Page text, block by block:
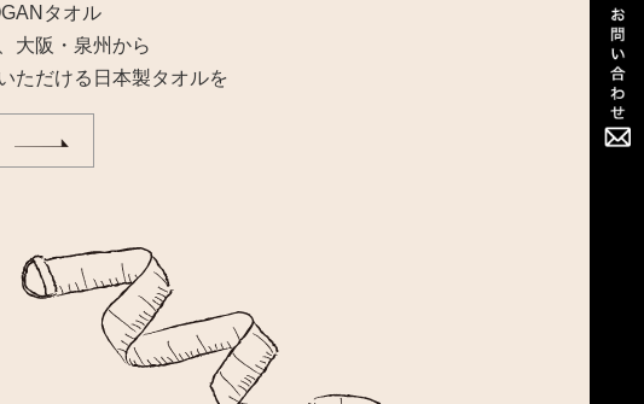
タオル
大阪・泉州から
ただける日本製タオルを